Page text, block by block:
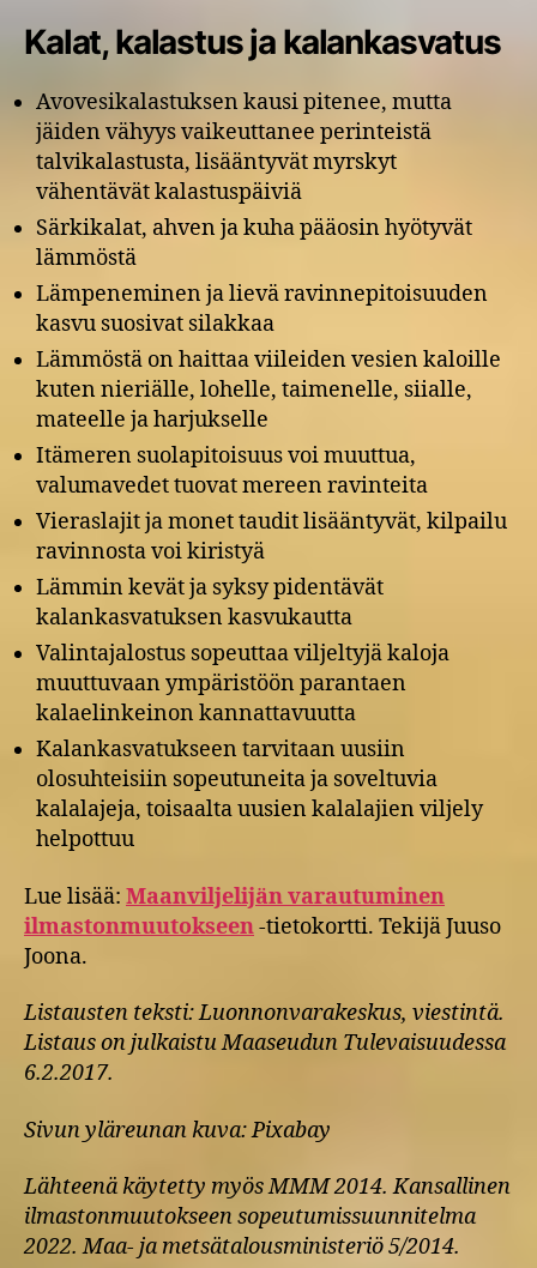
Kalat, kalastus ja kalankasvatus
Avovesikalastuksen kausi pitenee, mutta
jäiden vähyys vaikeuttanee perinteistä
talvikalastusta, lisääntyvät myrskyt
vähentävät kalastuspäiviä
Särkikalat, ahven ja kuha pääosin hyötyvät
lämmöstä
Lämpeneminen ja lievä ravinnepitoisuuden
kasvu suosivat silakkaa
Lämmöstä on haittaa viileiden vesien kaloille
kuten nieriälle, lohelle, taimenelle, siialle,
mateelle ja harjukselle
Itämeren suolapitoisuus voi muuttua,
valumavedet tuovat mereen ravinteita
Vieraslajit ja monet taudit lisääntyvät, kilpailu
ravinnosta voi kiristyä
Lämmin kevät ja syksy pidentävät
kalankasvatuksen kasvukautta
Valintajalostus sopeuttaa viljeltyjä kaloja
muuttuvaan ympäristöön parantaen
kalaelinkeinon kannattavuutta
Kalankasvatukseen tarvitaan uusiin
olosuhteisiin sopeutuneita ja soveltuvia
kalalajeja, toisaalta uusien kalalajien viljely
helpottuu
Lue lisää: Maanviljelijän varautuminen
ilmastonmuutokseen-tietokortti. Tekijä Juuso
Joona.
Listausten teksti: Luonnonvarakeskus, viestintä.
Listaus on julkaistu Maaseudun Tulevaisuudessa
6.2.2017.
Sivun yläreunan kuva: Pixabay
Lähteenä käytetty myös MMM 2014. Kansallinen
ilmastonmuutokseen sopeutumissuunnitelma
2022. Maa- ja metsätalousministeriö 5/2014.